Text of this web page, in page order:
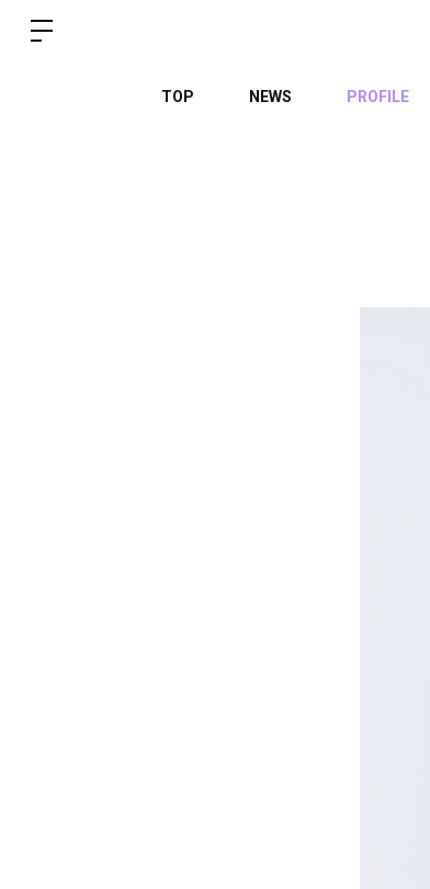
TOP NEWS PROFILE